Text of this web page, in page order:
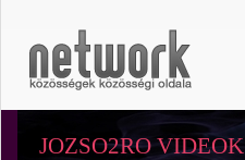
JOZSO2RO VIDEOK